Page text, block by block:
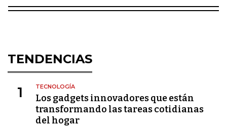
TENDENCIAS
1 TECNOLOGÍA
Los gadgets innovadores que están
transformando las tareas cotidianas
del hogar